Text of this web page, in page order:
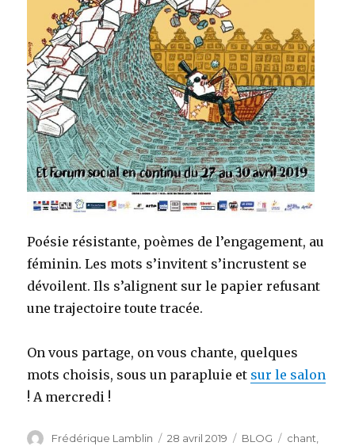
Poésie résistante, poèmes de l’engagement, au
féminin. Les mots s’invitent s’incrustent se
dévoilent. Ils s’alignent sur le papier refusant
une trajectoire toute tracée.
On vous partage, on vous chante, quelques
mots choisis, sous un parapluie et sur le salon
! A mercredi !
Auteur
Frédérique Lamblin
Publié
28 avril 2019 Catégories
BLOG Étiquettes
chant